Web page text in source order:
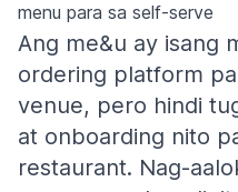
menu para sa self-serve
Ang me&u ay isang
ordering platform
venue, pero hindi
at onboarding nito
restaurant. Nag-